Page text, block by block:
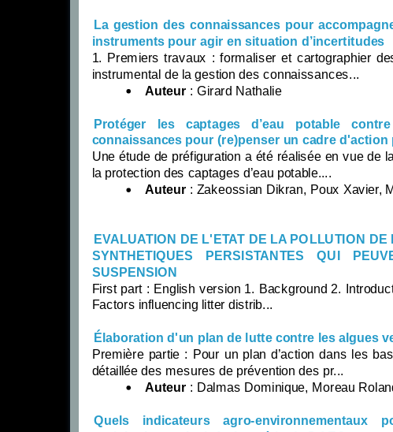
La gestion des connaissances pour
instruments pour agir en situation d’incertitudes
1. Premiers travaux : formaliser et cartographier
instrumental de la gestion des connaissances...
Auteur : Girard Nathalie
Protéger les captages d’eau potable
connaissances pour (re)penser un cadre d'action
Une étude de préfiguration a été réalisée en vue de
la protection des captages d’eau potable....
Auteur : Zakeossian Dikran, Poux Xavier,
EVALUATION DE L'ETAT DE LA POLLUTION
SYNTHETIQUES PERSISTANTES QUI
SUSPENSION
First part : English version 1. Background 2.
Factors influencing litter distrib...
Élaboration d'un plan de lutte contre les algues
Première partie : Pour un plan d’action dans les
détaillée des mesures de prévention des pr...
Auteur : Dalmas Dominique, Moreau
Quels indicateurs agro-environnementaux